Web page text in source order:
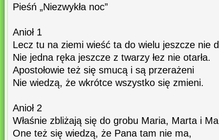
Pieśń „Niezwykła noc”
Anioł 1
Lecz tu na ziemi wieść ta do wielu jeszcze nie
Nie jedna ręka jeszcze z twarzy łez nie otarła.
Apostołowie też się smucą i są przerażeni
Nie wiedzą, że wkrótce wszystko się zmieni.
Anioł 2
Właśnie zbliżają się do grobu Maria, Marta i
One też się wiedzą, że Pana tam nie ma,